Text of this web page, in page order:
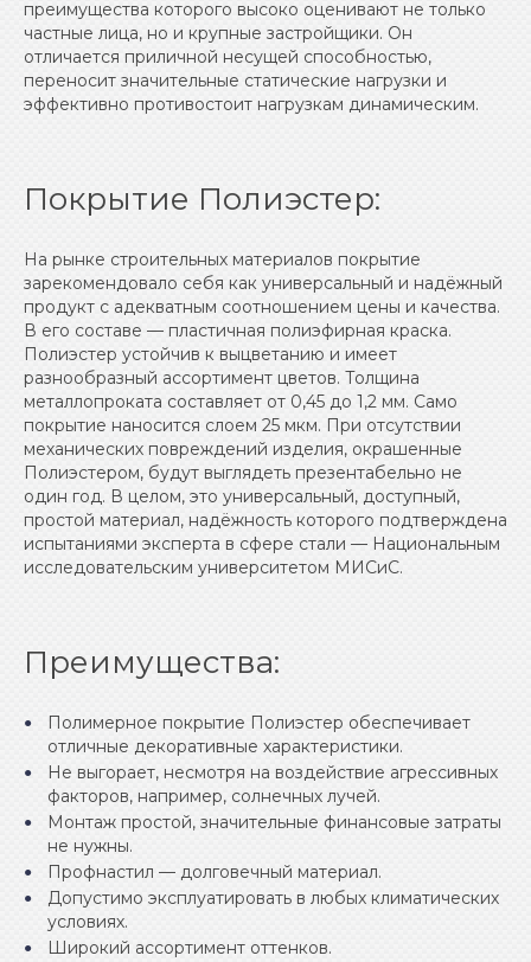
преимущества которого высоко оценивают не только
частные лица, но и крупные застройщики. Он
отличается приличной несущей способностью,
переносит значительные статические нагрузки и
эффективно противостоит нагрузкам динамическим.
Покрытие Полиэстер:
На рынке строительных материалов покрытие
зарекомендовало себя как универсальный и надёжный
продукт с адекватным соотношением цены и качества.
В его составе — пластичная полиэфирная краска.
Полиэстер устойчив к выцветанию и имеет
разнообразный ассортимент цветов. Толщина
металлопроката составляет от 0,45 до 1,2 мм. Само
покрытие наносится слоем 25 мкм. При отсутствии
механических повреждений изделия, окрашенные
Полиэстером, будут выглядеть презентабельно не
один год. В целом, это универсальный, доступный,
простой материал, надёжность которого подтверждена
испытаниями эксперта в сфере стали — Национальным
исследовательским университетом МИСиС.
Преимущества:
Полимерное покрытие Полиэстер обеспечивает
отличные декоративные характеристики.
Не выгорает, несмотря на воздействие агрессивных
факторов, например, солнечных лучей.
Монтаж простой, значительные финансовые затраты
не нужны.
Профнастил — долговечный материал.
Допустимо эксплуатировать в любых климатических
условиях.
Широкий ассортимент оттенков.